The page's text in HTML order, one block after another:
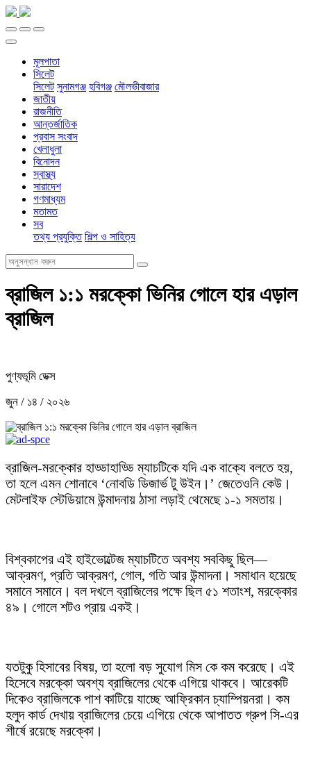
মূলপাতা
সিলেট
সিলেট সুনামগঞ্জ হবিগঞ্জ মৌলভীবাজার
জাতীয়
রাজনীতি
আন্তর্জাতিক
প্রবাস সংবাদ
খেলাধুলা
বিনোদন
স্বাস্থ্য
সারাদেশ
গণমাধ্যম
মতামত
সব
তথ্য প্রযুক্তি শিল্প ও সাহিত্য
ব্রাজিল ১:১ মরক্কো ভিনির গোলে হার এড়াল
ব্রাজিল
পুণ্যভূমি ডেক্স
জুন / ১৪ / ২০২৬
ব্রাজিল-মরক্কোর হাড্ডাহাড্ডি ম্যাচটিকে যদি এক বাক্যে বলতে হয়,
তা হলে এমন শোনাবে ‘নোবডি ডিজার্ভ টু উইন।’ জেতেওনি কেউ।
মেটলাইফ স্টেডিয়ামে উন্মাদনায় ঠাসা লড়াই থেমেছে ১-১ সমতায়।
বিশ্বকাপের এই হাইভোল্টেজ ম্যাচটিতে অবশ্য সবকিছু ছিল—
আক্রমণ, প্রতি আক্রমণ, গোল, গতি আর উন্মাদনা। সমাধান হয়েছে
সমানে সমানে। বল দখলে ব্রাজিলের পক্ষে ছিল ৫১ শতাংশ, মরক্কোর
৪৯। গোলে শটও প্রায় একই।
যতটুকু হিসাবের বিষয়, তা হলো বড় সুযোগ মিস কে কম করেছে। এই
হিসেবে মরক্কো অবশ্য ব্রাজিলের থেকে এগিয়ে থাকবে। আরেকটি
দিকেও ব্রাজিলকে পাশ কাটিয়ে যাচ্ছে আফ্রিকান চ্যাম্পিয়নরা। কম
হলুদ কার্ড দেখায় ব্রাজিলের চেয়ে এগিয়ে থেকে আপাতত গ্রুপ সি-এর
শীর্ষে রয়েছে মরক্কো।